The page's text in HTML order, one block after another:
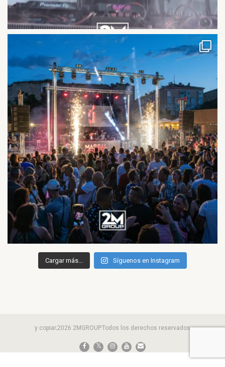
Cargar más... Síguenos en Instagram
y copiar;2026 2MGROUP.Todos los derechos reservados